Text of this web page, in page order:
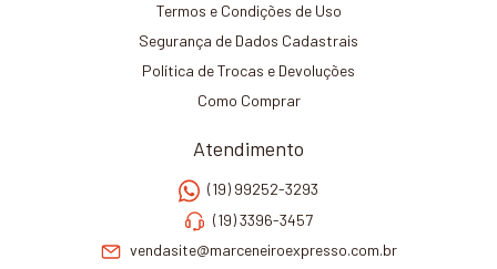
Termos e Condições de Uso
Segurança de Dados Cadastrais
Política de Trocas e Devoluções
Como Comprar
Atendimento
(19) 99252-3293
(19) 3396-3457
vendasite@marceneiroexpresso.com.br